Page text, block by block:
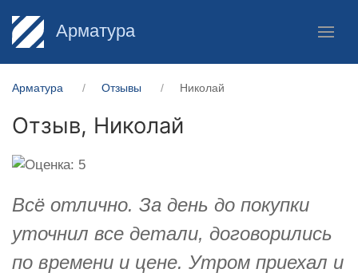
Арматура
Арматура Отзывы Николай
Отзыв, Николай
Всё отлично. За день до покупки
уточнил все детали, договорились
по времени и цене. Утром приехал и